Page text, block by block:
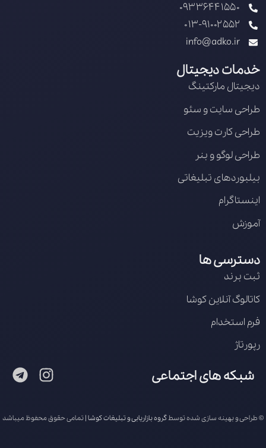
09336441550
013-91002552
info@adko.ir
خدمات دیجیتال
دیجیتال مارکتینگ
طراحی سایت و سئو
طراحی کارت ویزیت
طراحی لوگو و بنر
بیلبوردهای تبلیغاتی
اینستاگرام
آموزش
دسترسی ها
ثبت برند
کاتالوگ آنلاین کوشا
فرم استخدام
رپورتاژ
شبکه های اجتماعی
© طراحی و بهینه سازی شده توسطگروه بازاریابی و تبلیغات کوشا| تمامی حقوق محفوظ میباشد